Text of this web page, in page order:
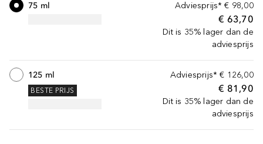
Adviesprijs* € 98,00
€ 63,70
Dit is 35% lager dan de
adviesprijs
75 ml
Adviesprijs* € 126,00
€ 81,90
Dit is 35% lager dan de
adviesprijs
125 ml
BESTE PRIJS